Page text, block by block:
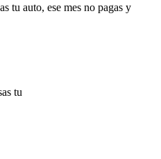
tu auto, ese mes no pagas y
tu